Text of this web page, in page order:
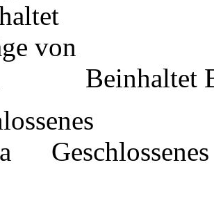
Beinhaltet